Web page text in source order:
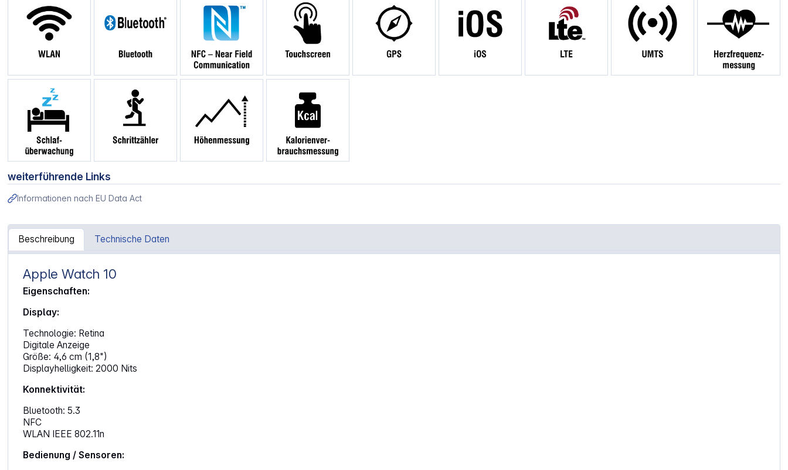
weiterführende Links
Informationen nach EU Data Act
Beschreibung Technische Daten
Artikelinformationen "Apple Watch 10 46mm GPS+4G Alu Sport M/L silber/denim"
Apple Watch 10
Eigenschaften:
Display:
Technologie: Retina
Digitale Anzeige
Größe: 4,6 cm (1,8")
Displayhelligkeit: 2000 Nits
Konnektivität:
Bluetooth: 5.3
NFC
WLAN IEEE 802.11n
Bedienung / Sensoren: